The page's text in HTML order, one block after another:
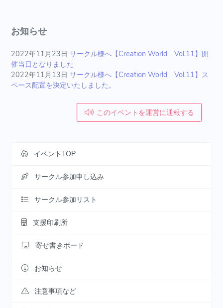
お知らせ
2022年11月23日 サークル様へ【Creation World Vol.11】開
催当日となりました
2022年11月13日 サークル様へ【Creation World Vol.11】ス
ペース配置を決定いたしました。
このイベントを運営に通報する
イベントTOP
サークル参加申し込み
サークル参加リスト
支援印刷所
寄せ書きボード
お知らせ
注意事項など